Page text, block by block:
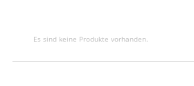
Es sind keine Produkte vorhanden.